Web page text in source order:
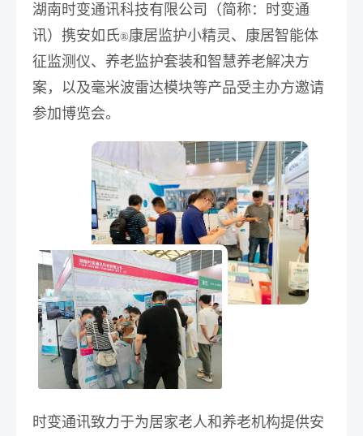
湖南时变通讯科技有限公司（简称：时变通
讯）携安如氏®康居监护小精灵、 康居智能体
征监测仪、 养老监护套装和 智慧养老解决方
案 ，以及毫米波雷达模块等产品受主办方邀请
参加博览会。
时变通讯致力于为居家老人和养老机构提供安